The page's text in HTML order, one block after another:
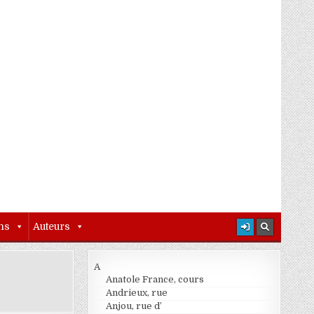
Auteurs
A
Anatole France, cours
Andrieux, rue
Anjou, rue d’